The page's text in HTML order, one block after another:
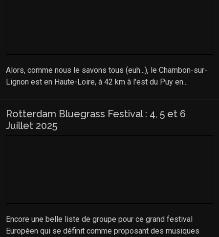
Alors, comme nous le savons tous (euh...), le Chambon-sur-
Lignon est en Haute-Loire, à 42 km à l'est du Puy en...
Rotterdam Bluegrass Festival : 4, 5 et 6
Juillet 2025
Encore une belle liste de groupe pour ce grand festival
Européen qui se définit comme proposant des musiques